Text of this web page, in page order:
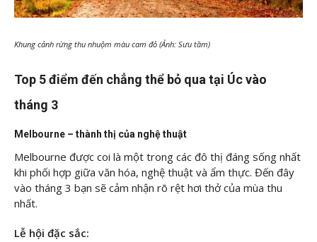
Khung cảnh rừng thu nhuộm màu cam đỏ (Ảnh: Sưu tầm)
Top 5 điểm đến chẳng thể bỏ qua tại Úc vào
tháng 3
Melbourne – thành thị của nghệ thuật
Melbourne được coi là một trong các đô thị đáng sống nhất
khi phối hợp giữa văn hóa, nghệ thuật và ẩm thực. Đến đây
vào tháng 3 bạn sẽ cảm nhận rõ rệt hơi thở của mùa thu
nhất.
Lễ hội đặc sắc: